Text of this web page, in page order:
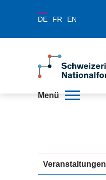
DE FR EN
Menü
Veranstaltungen